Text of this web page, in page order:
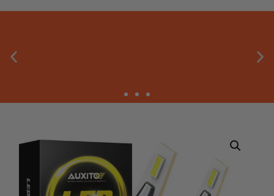
Gyors rendelésfeldolgozással segítünk, hogy hamar
kézhez kapd a csomagod.